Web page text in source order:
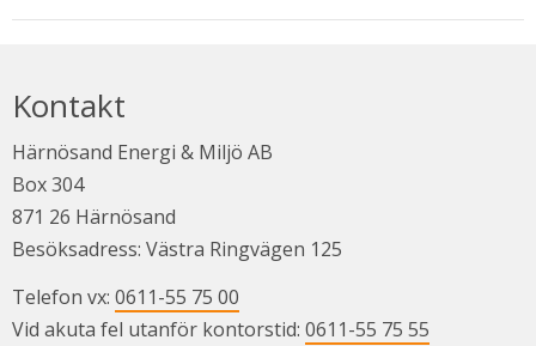
Kontakt
Härnösand Energi & Miljö AB
Box 304
871 26 Härnösand
Besöksadress: Västra Ringvägen 125
Telefon vx: 0611-55 75 00
Vid akuta fel utanför kontorstid: 0611-55 75 55